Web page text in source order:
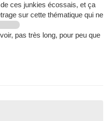
ces junkies écossais, et ça
sur cette thématique qui ne
pas très long, pour peu que